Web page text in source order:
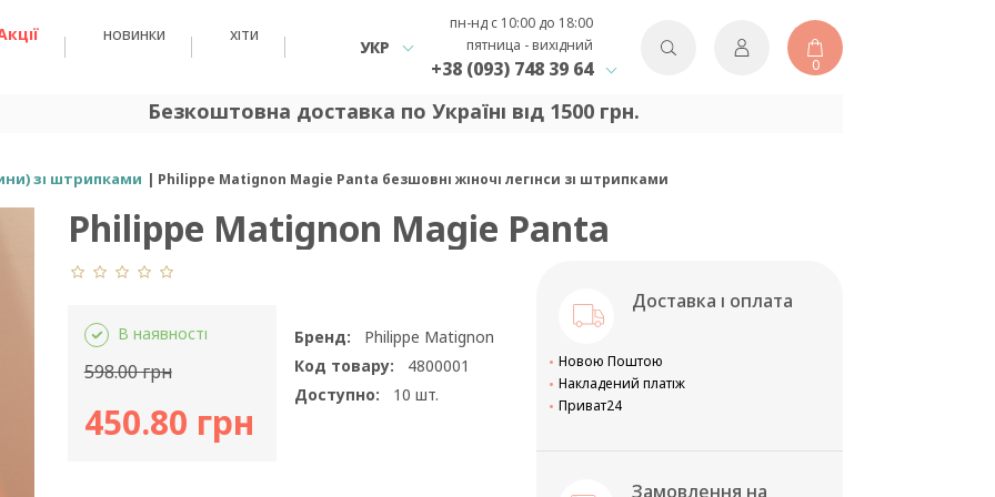
новинки хіти
УКР
пн-нд с 10:00 до 18:00
пятница - вихідний
+38 (093) 748 39 64 0
Безкоштовна доставка по Україні від 1500 грн.
зі штрипками Philippe Matignon Magie Panta безшовні жіночі легінси зі штрипками
Philippe Matignon Magie Panta
В наявності
598.00 грн
450.80 грн
Бренд:
Philippe Matignon
Код товару:
4800001
Доступно:
10 шт.
Доставка і оплата
Новою Поштою
Накладений платіж
Приват24
Замовлення на